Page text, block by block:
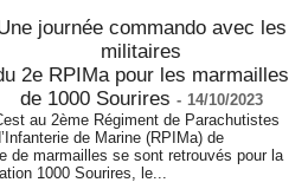
journée commando avec les
militaires
2e RPIMa pour les marmailles
de 1000 Sourires - 14/10/2023
au 2ème Régiment de Parachutistes
de Marine (RPIMa) de
de marmailles se sont retrouvés pour la
1000 Sourires, le...